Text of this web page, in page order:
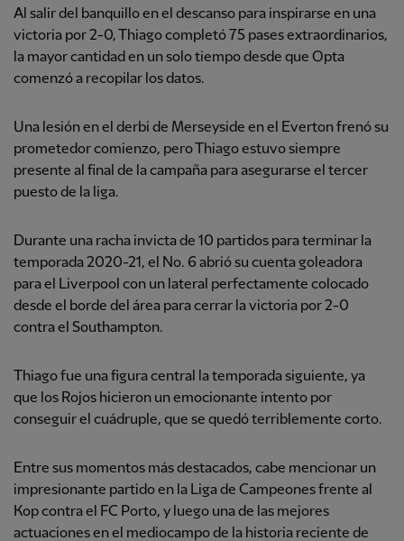
Al salir del banquillo en el descanso para inspirarse en una
victoria por 2-0, Thiago completó 75 pases extraordinarios,
la mayor cantidad en un solo tiempo desde que Opta
comenzó a recopilar los datos.
Una lesión en el derbi de Merseyside en el Everton frenó su
prometedor comienzo, pero Thiago estuvo siempre
presente al final de la campaña para asegurarse el tercer
puesto de la liga.
Durante una racha invicta de 10 partidos para terminar la
temporada 2020-21, el No. 6 abrió su cuenta goleadora
para el Liverpool con un lateral perfectamente colocado
desde el borde del área para cerrar la victoria por 2-0
contra el Southampton.
Thiago fue una figura central la temporada siguiente, ya
que los Rojos hicieron un emocionante intento por
conseguir el cuádruple, que se quedó terriblemente corto.
Entre sus momentos más destacados, cabe mencionar un
impresionante partido en la Liga de Campeones frente al
Kop contra el FC Porto, y luego una de las mejores
actuaciones en el mediocampo de la historia reciente de